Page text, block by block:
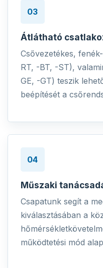
03
Átlátható
Csővezetékes,
RT, -BT, -ST),
GE, -GT) teszik
beépítését a
04
Műszaki
Csapatunk segít a
kiválasztásában a
működtetési mód